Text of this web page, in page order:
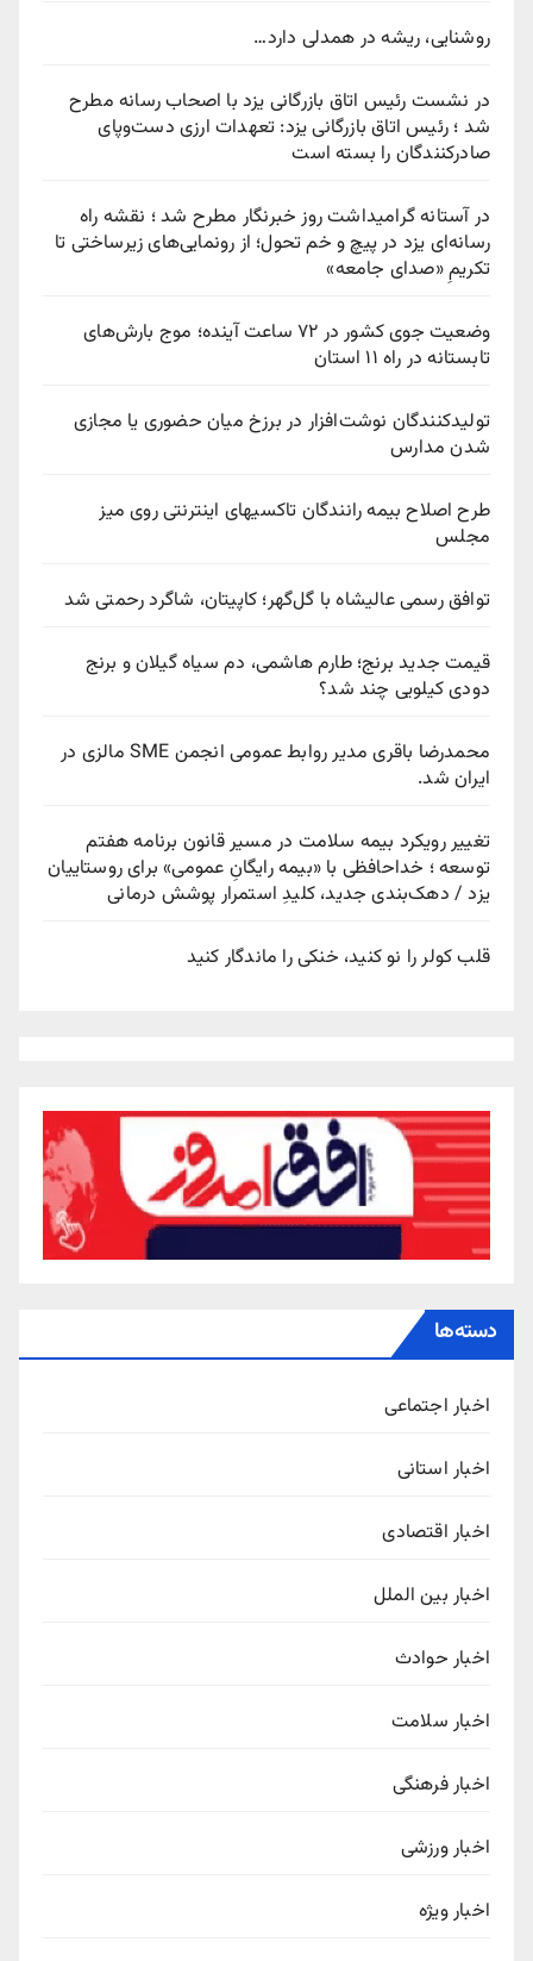
روشنایی، ریشه در همدلی دارد…
در نشست رئیس اتاق بازرگانی یزد با اصحاب رسانه مطرح
شد ؛ رئیس اتاق بازرگانی یزد: تعهدات ارزی دست‌وپای
صادرکنندگان را بسته است
در آستانه گرامیداشت روز خبرنگار مطرح شد ؛ نقشه راه
رسانه‌ای یزد در پیچ‌ و خم تحول؛ از رونمایی‌های زیرساختی تا
تکریمِ «صدای جامعه»
وضعیت جوی کشور در ۷۲ ساعت آینده؛ موج بارش‌های
تابستانه در راه ۱۱ استان
تولیدکنندگان نوشت‌افزار در برزخ میان حضوری یا مجازی
شدن مدارس
طرح اصلاح بیمه رانندگان تاکسیهای اینترنتی روی میز
مجلس
توافق رسمی عالیشاه با گل‌گهر؛ کاپیتان، شاگرد رحمتی شد
قیمت جدید برنج؛ طارم هاشمی، دم سیاه گیلان و برنج
دودی کیلویی چند شد؟
محمدرضا باقری مدیر روابط عمومی انجمن SME مالزی در
ایران شد.
تغییر رویکرد بیمه سلامت در مسیر قانون برنامه هفتم
توسعه ؛ خداحافظی با «بیمه رایگانِ عمومی» برای روستاییان
یزد / دهک‌بندی جدید، کلیدِ استمرار پوشش درمانی
قلب کولر را نو کنید، خنکی را ماندگار کنید
دسته‌ها
اخبار اجتماعی
اخبار استانی
اخبار اقتصادی
اخبار بین الملل
اخبار حوادث
اخبار سلامت
اخبار فرهنگی
اخبار ورزشی
اخبار ویژه